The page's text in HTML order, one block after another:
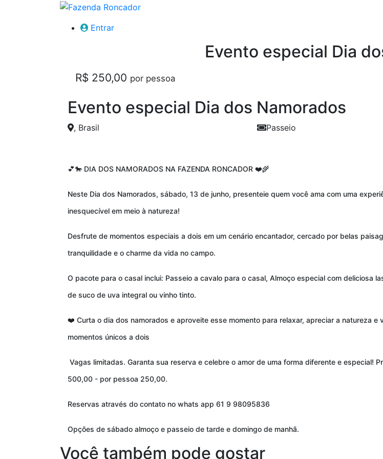
Entrar
Evento especial Dia
R$ 250,00 por pessoa
Evento especial Dia dos Namorados
, Brasil Passeio
💕🐎 DIA DOS NAMORADOS NA FAZENDA RONCADOR ❤️🌾
Neste Dia dos Namorados, sábado, 13 de junho, presenteie quem você ama com uma
inesquecível em meio à natureza!
Desfrute de momentos especiais a dois em um cenário encantador, cercado por belas
tranquilidade e o charme da vida no campo.
O pacote para o casal inclui: Passeio a cavalo para o casal, Almoço especial com deliciosa
de suco de uva integral ou vinho tinto.
❤️ Curta o dia dos namorados e aproveite esse momento para relaxar, apreciar a natureza e
momentos únicos a dois
Vagas limitadas. Garanta sua reserva e celebre o amor de uma forma diferente e especial!
500,00 - por pessoa 250,00.
Reservas através do contato no whats app 61 9 98095836
Opções de sábado almoço e passeio de tarde e domingo de manhã.
Você também pode gostar